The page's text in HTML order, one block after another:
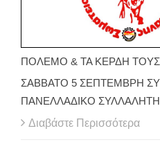
ΠΟΛΕΜΟ & ΤΑ ΚΕΡΔΗ ΤΟΥΣ
ΣΑΒΒΑΤΟ 5 ΣΕΠΤΕΜΒΡΗ
ΠΑΝΕΛΛΑΔΙΚΟ
Διαβάστε Περισσότερα